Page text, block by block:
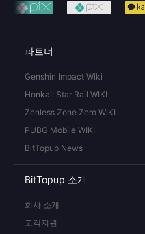
파트너
Genshin Impact Wiki
Honkai: Star Rail WIKI
Zenless Zone Zero WIKI
PUBG Mobile WIKI
BitTopup News
BitTopup 소개
회사 소개
고객지원